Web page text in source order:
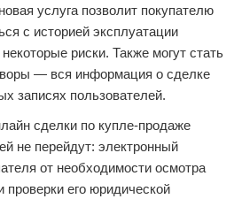
услуга позволит покупателю
с историей эксплуатации
риски. Также могут стать
— вся информация о сделке
записях пользователей.
сделки по купле-продаже
не перейдут: электронный
от необходимости осмотра
проверки его юридической